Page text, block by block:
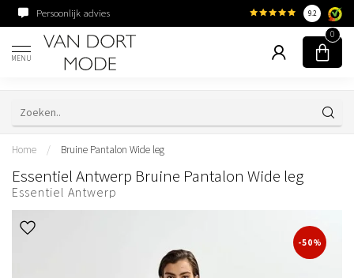
Persoonlijk advies Familiebedrijf sinds
9.2
MENU
0
Home / Bruine Pantalon Wide leg
Essentiel Antwerp Bruine Pantalon Wide leg
Essentiel Antwerp
-50%